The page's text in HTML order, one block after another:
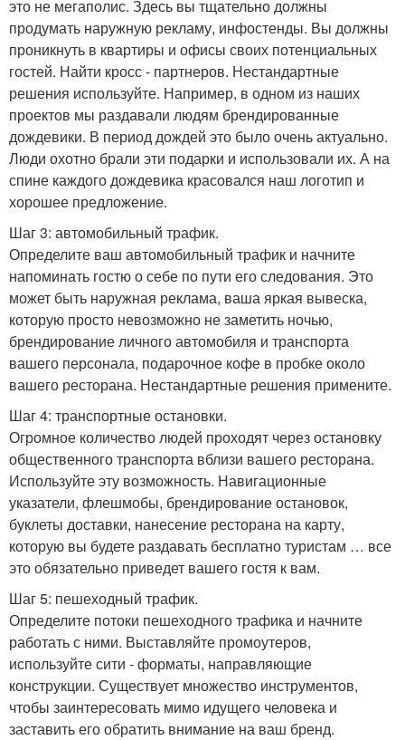
это не мегаполис. Здесь вы тщательно должны
продумать наружную рекламу, инфостенды. Вы должны
проникнуть в квартиры и офисы своих потенциальных
гостей. Найти кросс - партнеров. Нестандартные
решения используйте. Например, в одном из наших
проектов мы раздавали людям брендированные
дождевики. В период дождей это было очень актуально.
Люди охотно брали эти подарки и использовали их. А на
спине каждого дождевика красовался наш логотип и
хорошее предложение.
Шаг 3: автомобильный трафик.
Определите ваш автомобильный трафик и начните
напоминать гостю о себе по пути его следования. Это
может быть наружная реклама, ваша яркая вывеска,
которую просто невозможно не заметить ночью,
брендирование личного автомобиля и транспорта
вашего персонала, подарочное кофе в пробке около
вашего ресторана. Нестандартные решения примените.
Шаг 4: транспортные остановки.
Огромное количество людей проходят через остановку
общественного транспорта вблизи вашего ресторана.
Используйте эту возможность. Навигационные
указатели, флешмобы, брендирование остановок,
буклеты доставки, нанесение ресторана на карту,
которую вы будете раздавать бесплатно туристам … все
это обязательно приведет вашего гостя к вам.
Шаг 5: пешеходный трафик.
Определите потоки пешеходного трафика и начните
работать с ними. Выставляйте промоутеров,
используйте сити - форматы, направляющие
конструкции. Существует множество инструментов,
чтобы заинтересовать мимо идущего человека и
заставить его обратить внимание на ваш бренд.